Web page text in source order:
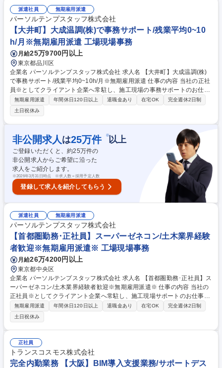
経験に合わせて業務内容を決定いたします。 募集職種 【首都圏･正社員】
設備設計(オープンポジション)※無期雇用派遣
派遣社員 無期雇用派遣
パーソルテンプスタッフ株式会社
【大井町】大成温調(株)で事務サポート/残業平均0~10
h/月※無期雇用派遣 工場現場事務
月給25万9700円以上
東京都品川区
企業名 パーソルテンプスタッフ株式会社 求人名 【大井町】大成温調(株)
で事務サポート/残業平均0~10h/月※無期雇用派遣 仕事の内容 当社の正社
員※としてクライアント企業へ常駐し、施工現場の事務サポートのお仕事
を担当します。ご経験や業務内容の希望を考慮した上で、キャリアアップ
できる環境をご用意します。※無期雇用派遣 入社後まずは、研修を通して
ICTツール（スパイダープラス）の操作方法を習得していただきます。 そ
の後は、 ・施工現場へ事務業務のヒアリング（業務切り分けのため） ・
スパイダープラスを活用した業務のフロー及びマニュアル作成 ※ゆくゆ
く、業務委託化を想定しているため、業務設計も対応いただきます。 募集
職種 【大井町】大成温調(株)で事務サポート/残業平均0~10h/月※無期雇
用派遣
無期雇用派遣 年間休日120日以上 退職金あり 在宅OK
完全週休2日制
土日祝休み
非公開求人 は25万件 ※以上
ご登録いただくと、約25万件の
非公開求人からご希望に沿った
求人をご紹介します。
※2026年3月31日時点 ※求人数＝採用予定人数
登録して求人を紹介してもらう
派遣社員 無期雇用派遣
パーソルテンプスタッフ株式会社
【首都圏勤務･正社員】スーパーゼネコン/土木業界経験
者歓迎※無期雇用派遣※ 工場現場事務
月給26万4200円以上
東京都中央区
企業名 パーソルテンプスタッフ株式会社 求人名 【首都圏勤務･正社員】ス
ーパーゼネコン/土木業界経験者歓迎※無期雇用派遣※ 仕事の内容 当社の
正社員※としてクライアント企業へ常駐し、施工現場サポートのお仕事を
ご担当いただきます。※無期雇用派遣 ■土木の仮設構造物の設計補助業務
をお願いいたします。 ■主な対象物：足場（架設）、造形、仮囲い、仮宿
舎 ●設計計画、現場調査、施工計画、報告書作成など ●社員の方と現場へ
の同行・打ち合わせ参加 ●各現場から届く図面を見ながらの修正・検討 使
用ソフト：Excel、Word、AutoCAD 計算ソフト：プレーム計算、土留め
計算ソフトなど 募集職種 【首都圏勤務･正社員】スーパーゼネコン/土木業
界経験者歓迎※無期雇用派遣※
無期雇用派遣 年間休日120日以上 退職金あり 在宅OK
完全週休2日制
土日祝休み
正社員
トランスコスモス株式会社
完全内勤業務 【大阪】BIM導入支援業務/サポートデス